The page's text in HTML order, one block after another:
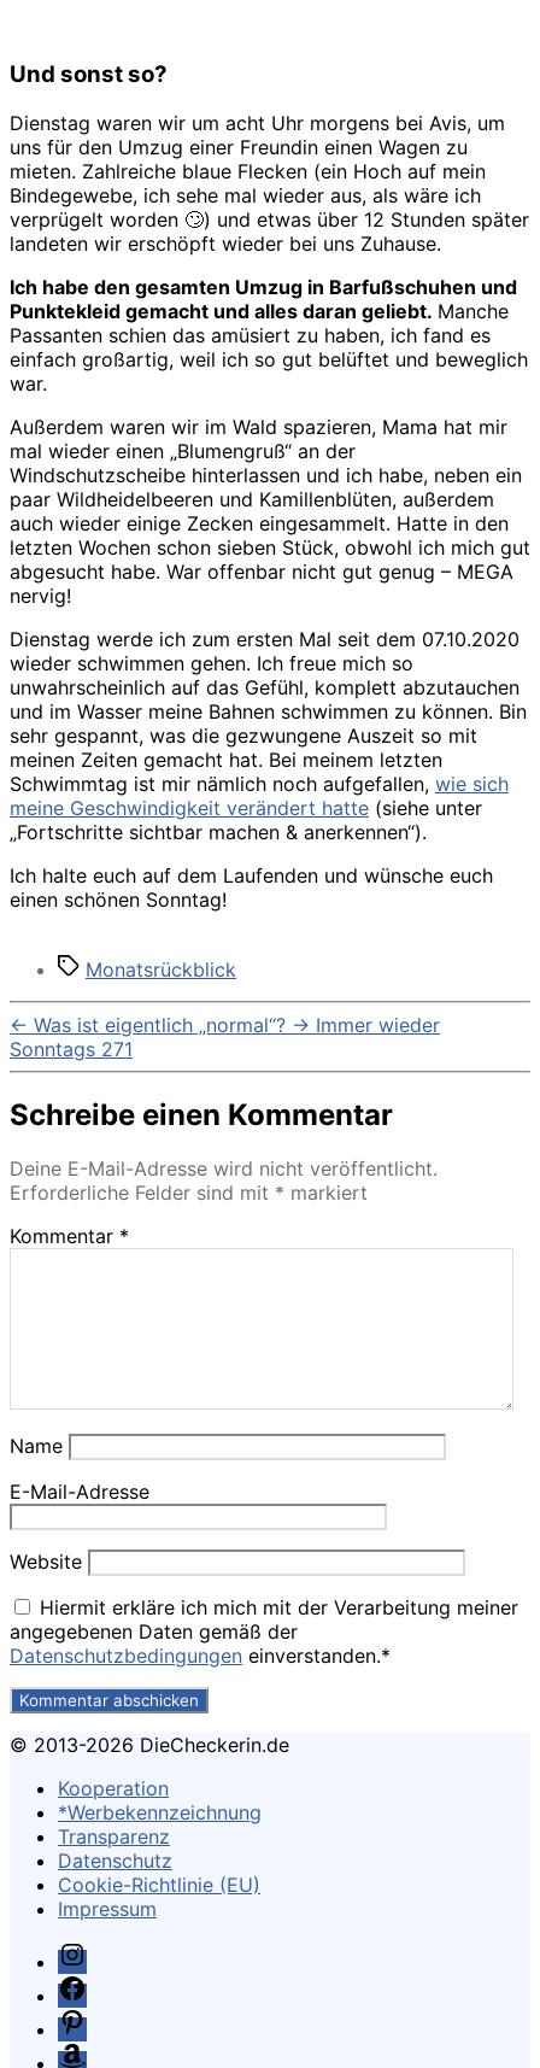
Und sonst so?
Dienstag waren wir um acht Uhr morgens bei Avis, um
uns für den Umzug einer Freundin einen Wagen zu
mieten. Zahlreiche blaue Flecken (ein Hoch auf mein
Bindegewebe, ich sehe mal wieder aus, als wäre ich
verprügelt worden 🙄) und etwas über 12 Stunden später
landeten wir erschöpft wieder bei uns Zuhause.
Ich habe den gesamten Umzug in Barfußschuhen und
Punktekleid gemacht und alles daran geliebt. Manche
Passanten schien das amüsiert zu haben, ich fand es
einfach großartig, weil ich so gut belüftet und beweglich
war.
Außerdem waren wir im Wald spazieren, Mama hat mir
mal wieder einen „Blumengruß“ an der
Windschutzscheibe hinterlassen und ich habe, neben ein
paar Wildheidelbeeren und Kamillenblüten, außerdem
auch wieder einige Zecken eingesammelt. Hatte in den
letzten Wochen schon sieben Stück, obwohl ich mich gut
abgesucht habe. War offenbar nicht gut genug – MEGA
nervig!
Dienstag werde ich zum ersten Mal seit dem 07.10.2020
wieder schwimmen gehen. Ich freue mich so
unwahrscheinlich auf das Gefühl, komplett abzutauchen
und im Wasser meine Bahnen schwimmen zu können. Bin
sehr gespannt, was die gezwungene Auszeit so mit
meinen Zeiten gemacht hat. Bei meinem letzten
Schwimmtag ist mir nämlich noch aufgefallen, wie sich
meine Geschwindigkeit verändert hatte (siehe unter
„Fortschritte sichtbar machen & anerkennen“).
Ich halte euch auf dem Laufenden und wünsche euch
einen schönen Sonntag!
Schlagwörter
Monatsrückblick
← Was ist eigentlich „normal“? → Immer wieder
Sonntags 271
Schreibe einen Kommentar
Deine E-Mail-Adresse wird nicht veröffentlicht.
Erforderliche Felder sind mit * markiert
Kommentar *
Name
E-Mail-Adresse
Website
Hiermit erkläre ich mich mit der Verarbeitung meiner
angegebenen Daten gemäß der
Datenschutzbedingungen einverstanden.*
© 2013-2026 DieCheckerin.de
Kooperation
*Werbekennzeichnung
Transparenz
Datenschutz
Cookie-Richtlinie (EU)
Impressum
Instagram
Facebook
Pinterest
Amazon